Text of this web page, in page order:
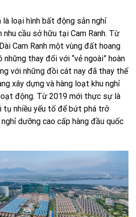
là loại hình bất động sản nghỉ
cầu sở hữu tại Cam Ranh. Từ
Cam Ranh một vùng đất hoang
những thay đổi với “vẻ ngoài” hoàn
với những đồi cát nay đã thay thế
xây dựng và hàng loạt khu nghỉ
động. Từ 2019 mới thực sự là
tụ nhiều yếu tố để bứt phá trở
dưỡng cao cấp hàng đầu quốc